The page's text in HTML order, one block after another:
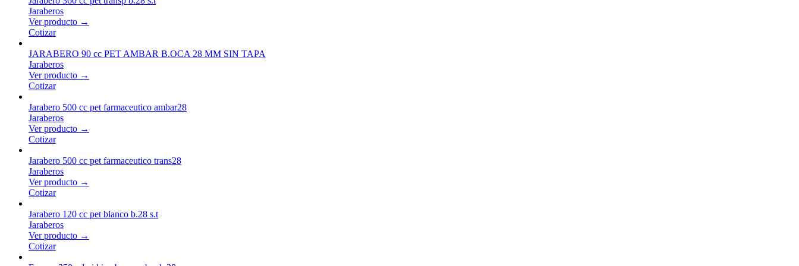
Jaraberos
Ver producto →
Cotizar
JARABERO 90 cc PET AMBAR B.OCA 28 MM SIN TAPA
Jaraberos
Ver producto →
Cotizar
Jarabero 500 cc pet farmaceutico ambar28
Jaraberos
Ver producto →
Cotizar
Jarabero 500 cc pet farmaceutico trans28
Jaraberos
Ver producto →
Cotizar
Jarabero 120 cc pet blanco b.28 s.t
Jaraberos
Ver producto →
Cotizar